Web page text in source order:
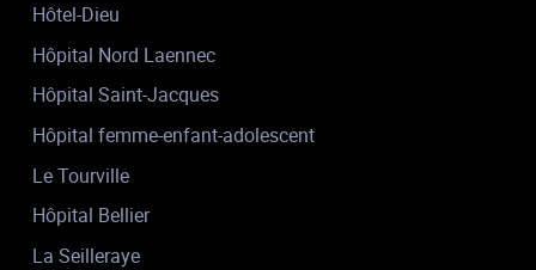
Hôtel-Dieu
Hôpital Nord Laennec
Hôpital Saint-Jacques
Hôpital femme-enfant-adolescent
Le Tourville
Hôpital Bellier
La Seilleraye